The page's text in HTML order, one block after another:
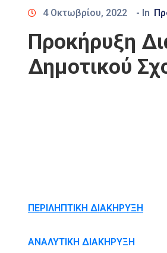
4 Οκτωβρίου, 2022 - In
Προκήρυξη
Δημοτικού
ΠΕΡΙΛΗΠΤΙΚΗ ΔΙΑΚΗΡΥΞΗ
ΑΝΑΛΥΤΙΚΗ ΔΙΑΚΗΡΥΞΗ